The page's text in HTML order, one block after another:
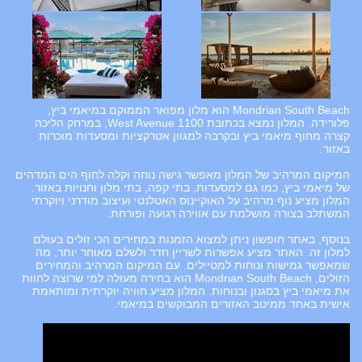
Mondrian South Beach הוא מלון מפואר הממוקם במיאמי ביץ,
פלורידה. המלון נמצא בכתובת 1100 West Avenue, במרחק הליכה
קצרה מחוף מיאמי ביץ ובקרבה למגוון אטרקציות ומסעדות מוכרות
באזור.
המיקום המרהיב של המלון מאפשר גישה נוחה וקלה לחוף הים המדהים
של מיאמי ביץ, כמו גם למסעדות, בתי קפה, בתי מלון וחנויות באזור.
המלון מציע נוף מרהיב על האוקיינוס האטלנטי ועיצוב מודרני ויוקרתי
המשתלב בצורה מושלמת עם אווירה רגועה ופורחת.
בנוסף, באתר חופשון ניתן למצוא הזמנות במחירים הכי זולים בעולם
למלון זה. האתר מציע אפשרות לשריין חדר ולשלם מאוחר יותר, מה
שמאפשר גמישות ונוחות למטיילים. עם המיקום המרהיב והמחירים
הזולים, Mondrian South Beach הוא בחירה מעולה למי שרוצה לחוות
את מיאמי ביץ בסגנון ובנוחות. המלון מציע חוויה יוקרתית ומותאמת
אישית באחד ממיטב האזורים המבוקשים במיאמי.